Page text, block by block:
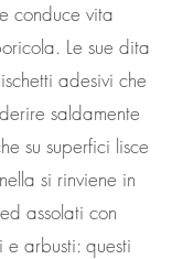
conduce vita
Le sue dita
adesivi che
saldamente
su superfici lisce
si rinviene in
assolati con
arbusti: questi